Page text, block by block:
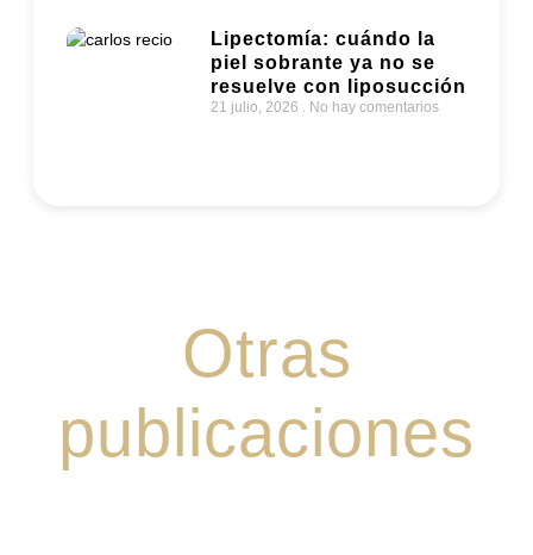
piel sobrante ya no se
resuelve con liposucción
21 julio, 2026 No hay comentarios
Otras
publicaciones